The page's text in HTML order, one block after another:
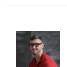
DODAJ
U
KOŠARI